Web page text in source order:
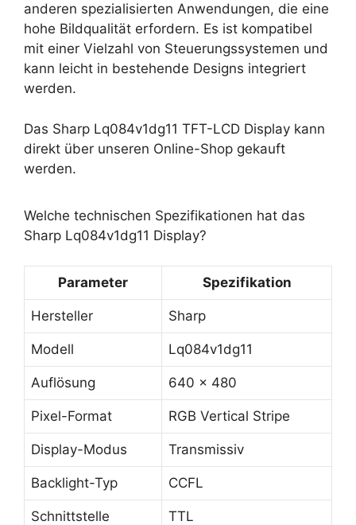
anderen spezialisierten Anwendungen, die eine
hohe Bildqualität erfordern. Es ist kompatibel
mit einer Vielzahl von Steuerungssystemen und
kann leicht in bestehende Designs integriert
werden.
Das Sharp Lq084v1dg11 TFT-LCD Display kann
direkt über unseren Online-Shop gekauft
werden.
Welche technischen Spezifikationen hat das
Sharp Lq084v1dg11 Display?
Parameter Spezifikation
Hersteller Sharp
Modell Lq084v1dg11
Auflösung 640 x 480
Pixel-Format RGB Vertical Stripe
Display-Modus Transmissiv
Backlight-Typ CCFL
Schnittstelle TTL